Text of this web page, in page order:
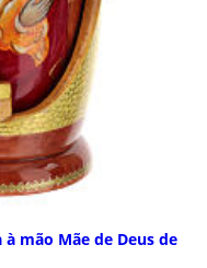
mão Mãe de Deus de